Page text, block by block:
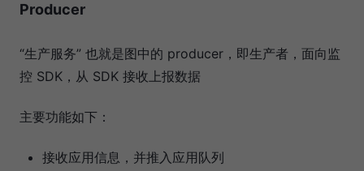
Producer
“生产服务” 也就是图中的 producer，即生产者，面向监
控 SDK，从 SDK 接收上报数据
主要功能如下：
接收应用信息，并推入应用队列